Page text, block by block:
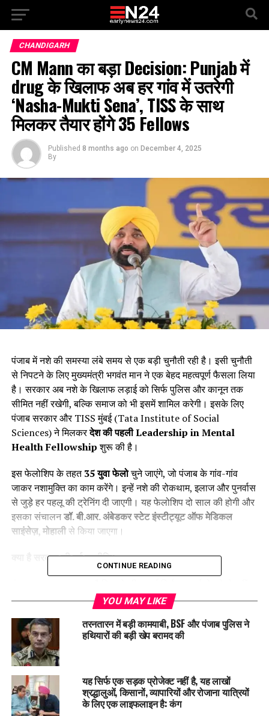
CHANDIGARH
CM Mann का बड़ा Decision: Punjab में
drug के खिलाफ अब हर गांव में उतरेगी
‘Nasha-Mukti Sena’, TISS के साथ
मिलकर तैयार होंगे 35 Fellows
Published 8 months ago on December 4, 2025
By
पंजाब में नशे की समस्या लंबे समय से एक बड़ी चुनौती रही है। इसी चुनौती
से निपटने के लिए मुख्यमंत्री भगवंत मान ने एक बेहद महत्वपूर्ण फैसला लिया
है। सरकार अब नशे के खिलाफ लड़ाई को सिर्फ पुलिस और कानून तक
सीमित नहीं रखेगी, बल्कि समाज को भी इसमें शामिल करेगी। इसके लिए
पंजाब सरकार और TISS मुंबई (Tata Institute of Social
Sciences) ने मिलकरदेश की पहलीLeadership in Mental
Health Fellowshipशुरू की है।
इस फेलोशिप के तहत35युवा फेलोचुने जाएंगे, जो पंजाब के गांव-गांव
जाकर नशामुक्ति का काम करेंगे। इन्हें नशे की रोकथाम, इलाज और पुनर्वास
से जुड़े हर पहलू की ट्रेनिंग दी जाएगी। यह फेलोशिप दो साल की होगी और
इसका संचालनडॉ. बी.आर. अंबेडकर स्टेट इंस्टीट्यूट ऑफ मेडिकल
साइंसेज़,मोहालीसे किया जाएगा।
क्या है सरकार की नई रणनीति?
जीती जा सकती। असली जीत तब होगी जबनशे की मांग कम होगीऔर लोग
खुद नशे से दूर रहने लगेंगे।
इसी सोच से यह फेलोशिप शुरू की गई है।
इन प्रशिक्षित फेलो का काम होगा:
स्कूलों में जाकर बच्चों को नशे के खतरे बताना
कॉलेजों में युवाओं को awareness देना
CONTINUE READING
YOU MAY LIKE
तरनतारन में बड़ी कामयाबी, BSF और पंजाब पुलिस ने
हथियारों की बड़ी खेप बरामद की
यह सिर्फ एक सड़क प्रोजेक्ट नहीं है, यह लाखों
श्रद्धालुओं, किसानों, व्यापारियों और रोजाना यात्रियों
के लिए एक लाइफलाइन है: कंग